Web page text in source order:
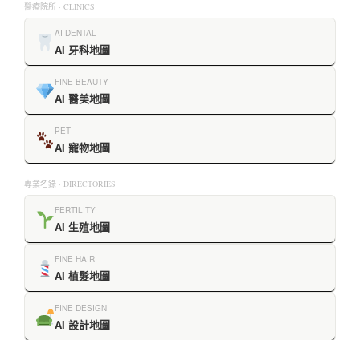
醫療院所 · CLINICS
AI DENTAL
AI 牙科地圖
FINE BEAUTY
AI 醫美地圖
PET
AI 寵物地圖
專業名錄 · DIRECTORIES
FERTILITY
AI 生殖地圖
FINE HAIR
AI 植髮地圖
FINE DESIGN
AI 設計地圖